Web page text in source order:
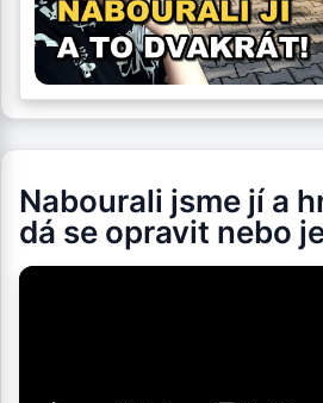
Nabourali jsme jí a
dá se opravit nebo